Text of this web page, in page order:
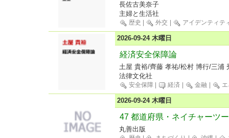
長佐古美奈子
主婦と生活社
歴史 外交 アイデンティテ
2026-09-24 木曜日
経済安全保障論
土屋 貴裕/齊藤 孝祐/松村 博行/三浦
法律文化社
安全保障 経済 金融
2026-09-24 木曜日
47 都道府県・ネイチャーツ
丸善出版